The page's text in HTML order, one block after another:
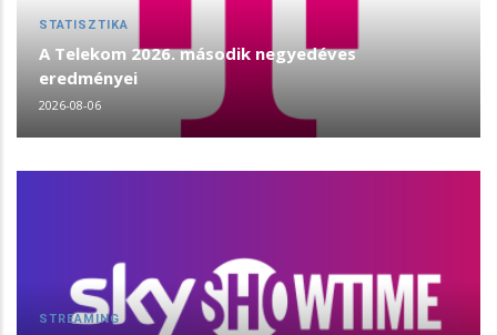
STATISZTIKA
A Telekom 2026. második negyedéves
eredményei
2026-08-06
STREAMING